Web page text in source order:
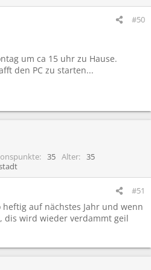
#50
um ca 15 uhr zu Hause.
den PC zu starten...
35 Alter
35
#51
auf nächstes Jahr und wenn
dis wird wieder verdammt geil